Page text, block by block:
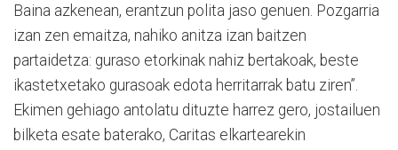
Baina azkenean, erantzun polita jaso genuen. Pozgarria
izan zen emaitza, nahiko anitza izan baitzen
partaidetza: guraso etorkinak nahiz bertakoak, beste
ikastetxetako gurasoak edota herritarrak batu ziren”.
Ekimen gehiago antolatu dituzte harrez gero, jostailuen
bilketa esate baterako, Caritas elkartearekin